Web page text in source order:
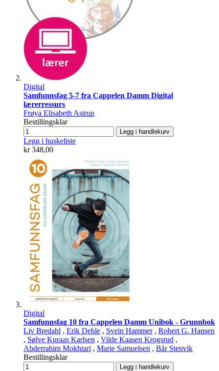
Digital
Samfunnsfag 5-7 fra Cappelen Damm Digital
lærerressurs
Frøya Elisabeth Astrup
Bestillingsklar
Legg i handlekurv
Legg i huskeliste
kr 348,00
Digital
Samfunnsfag 10 fra Cappelen Damm Unibok - Grunnbok
Liv Bredahl , Erik Dehle , Svein Hammer, Robert G. Hansen
, Sølve Kuraas Karlsen , Vilde Kaasen Krogsrud ,
Abderrahim Mokhtari , Marie Samuelsen , Bår Stenvik
Bestillingsklar
Legg i handlekurv